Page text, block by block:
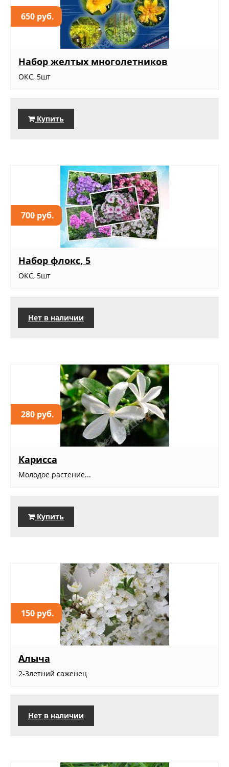
650 руб.
Набор желтых многолетников
ОКС, 5шт
Купить
700 руб.
Набор флокс, 5
ОКС, 5шт
Нет в наличии
280 руб.
Карисса
Молодое растение...
Купить
150 руб.
Алыча
2-3летний саженец
Нет в наличии